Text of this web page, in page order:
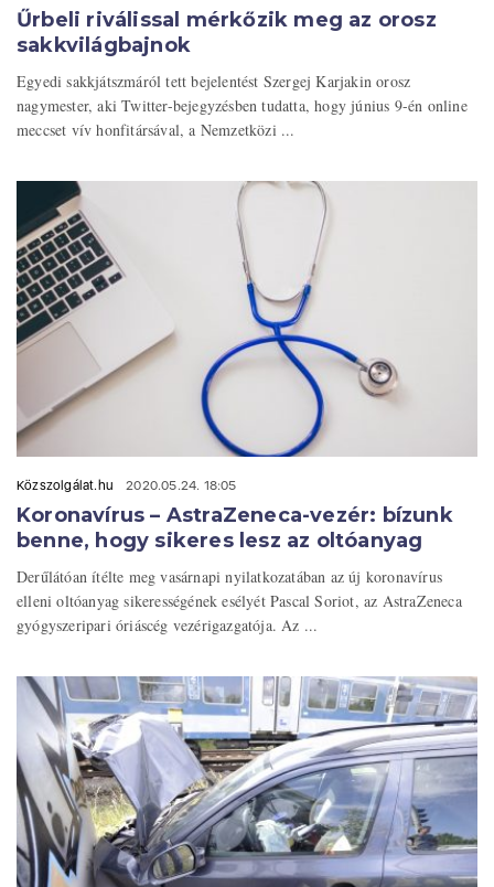
Űrbeli riválissal mérkőzik meg az orosz
sakkvilágbajnok
Egyedi sakkjátszmáról tett bejelentést Szergej Karjakin orosz
nagymester, aki Twitter-bejegyzésben tudatta, hogy június 9-én online
meccset vív honfitársával, a Nemzetközi ...
Közszolgálat.hu 2020.05.24. 18:05
Koronavírus – AstraZeneca-vezér: bízunk
benne, hogy sikeres lesz az oltóanyag
Derűlátóan ítélte meg vasárnapi nyilatkozatában az új koronavírus
elleni oltóanyag sikerességének esélyét Pascal Soriot, az AstraZeneca
gyógyszeripari óriáscég vezérigazgatója. Az ...